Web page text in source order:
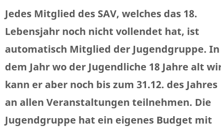
Jedes Mitglied des SAV, welches das 18.
Lebensjahr noch nicht vollendet hat, ist
automatisch Mitglied der Jugendgruppe. In
dem Jahr wo der Jugendliche 18 Jahre alt
kann er aber noch bis zum 31.12. des Jahres
an allen Veranstaltungen teilnehmen. Die
Jugendgruppe hat ein eigenes Budget mit